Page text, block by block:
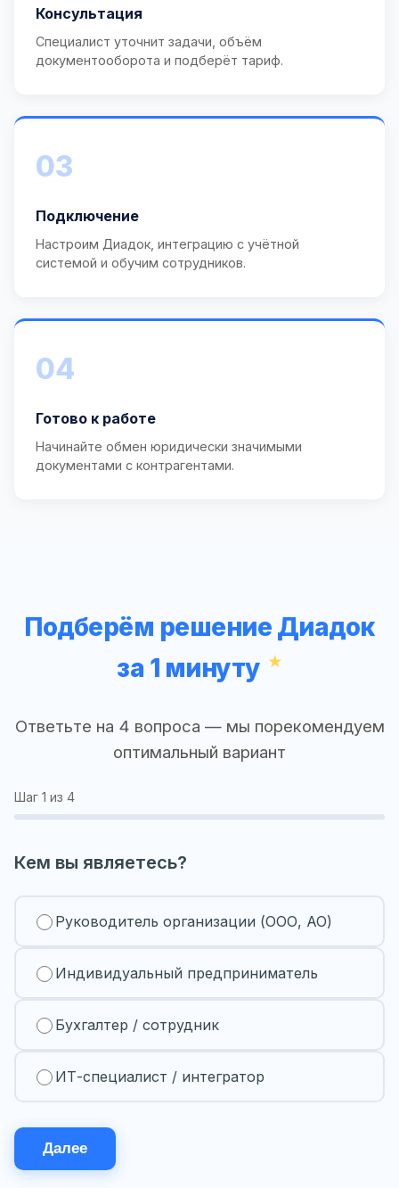
Консультация
Специалист уточнит задачи, объём
документооборота и подберёт тариф.
03
Подключение
Настроим Диадок, интеграцию с учётной
системой и обучим сотрудников.
04
Готово к работе
Начинайте обмен юридически значимыми
документами с контрагентами.
Подберём решение Диадок
за 1 минуту
Ответьте на 4 вопроса — мы порекомендуем
оптимальный вариант
Шаг 1 из 4
Кем вы являетесь?
Руководитель организации (ООО, АО)
Индивидуальный предприниматель
Бухгалтер / сотрудник
ИТ-специалист / интегратор
Далее